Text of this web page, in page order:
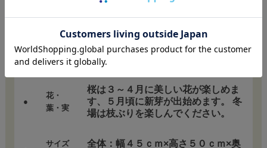
度
●
育てや
すさ
カンタン（初めての方でも大丈夫）
●
花・
葉・実
桜は３～４月に美しい花が楽しめま
す、５月頃に新芽が出始めます。 冬
場は枝ぶりを楽しんでください。
サイズ
全体：幅４５ｃｍ×高さ５０ｃｍ×奥